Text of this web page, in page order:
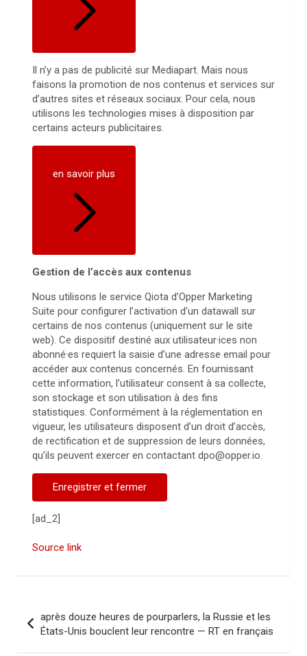
Il n’y a pas de publicité sur Mediapart. Mais nous
faisons la promotion de nos contenus et services sur
d’autres sites et réseaux sociaux. Pour cela, nous
utilisons les technologies mises à disposition par
certains acteurs publicitaires.
en savoir plus
Gestion de l’accès aux contenus
Nous utilisons le service Qiota d’Opper Marketing
Suite pour configurer l’activation d’un datawall sur
certains de nos contenus (uniquement sur le site
web). Ce dispositif destiné aux utilisateur·ices non
abonné·es requiert la saisie d’une adresse email pour
accéder aux contenus concernés. En fournissant
cette information, l’utilisateur consent à sa collecte,
son stockage et son utilisation à des fins
statistiques. Conformément à la réglementation en
vigueur, les utilisateurs disposent d’un droit d’accès,
de rectification et de suppression de leurs données,
qu’ils peuvent exercer en contactant dpo@opper.io.
Enregistrer et fermer
[ad_2]
Source link
v
après douze heures de pourparlers, la Russie et les
États-Unis bouclent leur rencontre — RT en français